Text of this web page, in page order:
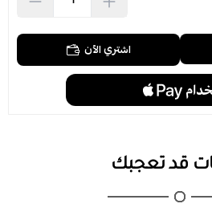
اشتري الآن
قد تعجبك